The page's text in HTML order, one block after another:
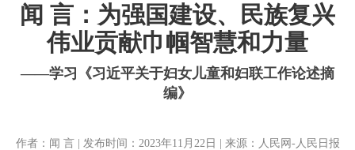
闻 言：为强国建设、民族复兴
伟业贡献巾帼智慧和力量
——学习《习近平关于妇女儿童和妇联工作论述摘
编》
作者：闻 言 | 发布时间：2023年11月22日 | 来源：人民网-人民日报